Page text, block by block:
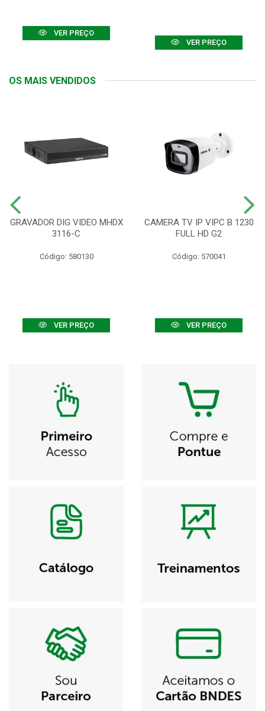
VER PREÇO
VER PREÇO
OS MAIS VENDIDOS
GRAVADOR DIG VIDEO MHDX
3116-C
Código: 580130
VER PREÇO
CAMERA TV IP VIPC B 1230
FULL HD G2
Código: 570041
VER PREÇO